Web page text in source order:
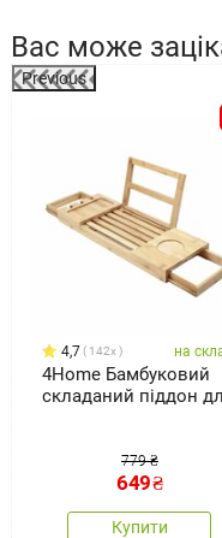
Вас може
Previous
4,7 142x на
4Home Бамбуковий
складаний піддон
779 ₴
649₴
Купити